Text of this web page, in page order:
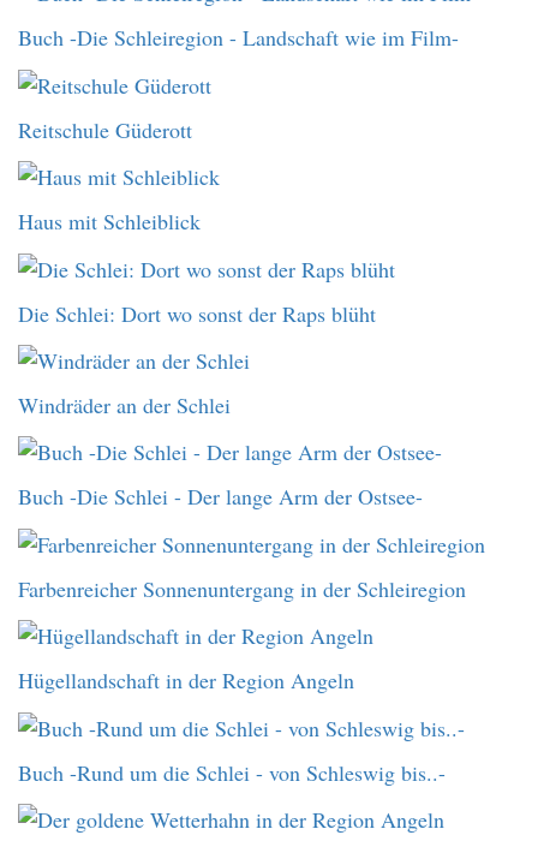
Buch -Die Schleiregion - Landschaft wie im Film-
Reitschule Güderott
Haus mit Schleiblick
Die Schlei: Dort wo sonst der Raps blüht
Windräder an der Schlei
Buch -Die Schlei - Der lange Arm der Ostsee-
Farbenreicher Sonnenuntergang in der Schleiregion
Hügellandschaft in der Region Angeln
Buch -Rund um die Schlei - von Schleswig bis..-